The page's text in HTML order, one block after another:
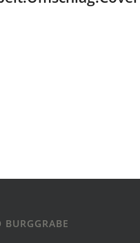
BURGGRABE